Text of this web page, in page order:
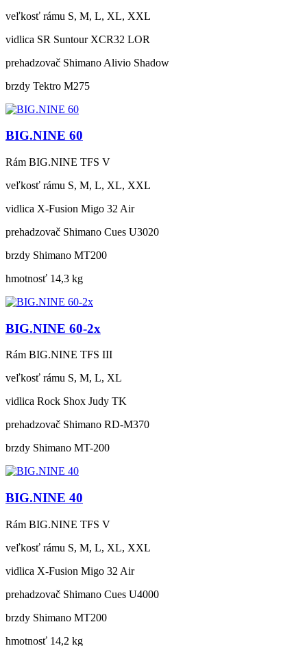
veľkosť rámu S, M, L, XL, XXL
vidlica SR Suntour XCR32 LOR
prehadzovač Shimano Alivio Shadow
brzdy Tektro M275
BIG.NINE 60
Rám BIG.NINE TFS V
veľkosť rámu S, M, L, XL, XXL
vidlica X-Fusion Migo 32 Air
prehadzovač Shimano Cues U3020
brzdy Shimano MT200
hmotnosť 14,3 kg
BIG.NINE 60-2x
Rám BIG.NINE TFS III
veľkosť rámu S, M, L, XL
vidlica Rock Shox Judy TK
prehadzovač Shimano RD-M370
brzdy Shimano MT-200
BIG.NINE 40
Rám BIG.NINE TFS V
veľkosť rámu S, M, L, XL, XXL
vidlica X-Fusion Migo 32 Air
prehadzovač Shimano Cues U4000
brzdy Shimano MT200
hmotnosť 14,2 kg